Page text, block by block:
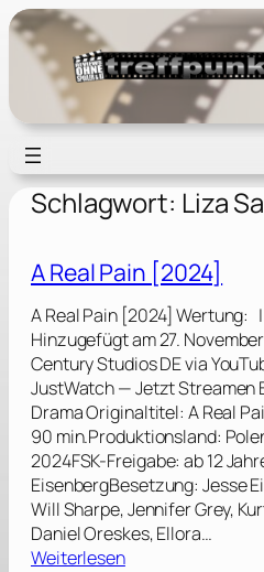
Zum
Inhalt
springen
Schlagwort: Liza
A Real Pain [2024]
A Real Pain [2024] Wertung:
Hinzugefügt am 27.
Century Studios DE via
JustWatch — Jetzt Streamen
Drama Originaltitel: A Real
90 min.Produktionsland:
2024FSK-Freigabe: ab 12
EisenbergBesetzung: Jesse
Will Sharpe, Jennifer Grey,
Daniel Oreskes, Ellora…
Weiterlesen: